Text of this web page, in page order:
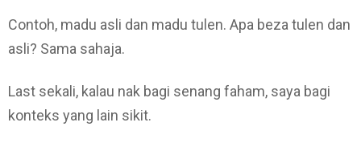
Contoh, madu asli dan madu tulen. Apa beza tulen dan
asli? Sama sahaja.
Last sekali, kalau nak bagi senang faham, saya bagi
konteks yang lain sikit.